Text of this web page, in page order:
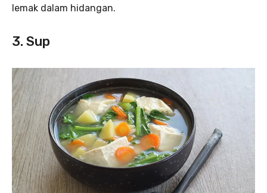
lemak dalam hidangan.
3. Sup